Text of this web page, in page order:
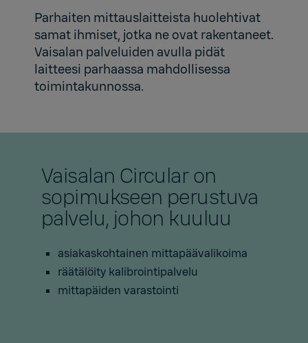
Parhaiten mittauslaitteista huolehtivat
samat ihmiset, jotka ne ovat rakentaneet.
Vaisalan palveluiden avulla pidät
laitteesi parhaassa mahdollisessa
toimintakunnossa.
Vaisalan Circular on
sopimukseen perustuva
palvelu, johon kuuluu
asiakaskohtainen mittapäävalikoima
räätälöity kalibrointipalvelu
mittapäiden varastointi